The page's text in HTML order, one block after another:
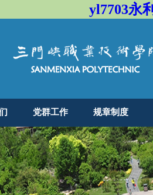
yl7703永
党群工作 规章制度